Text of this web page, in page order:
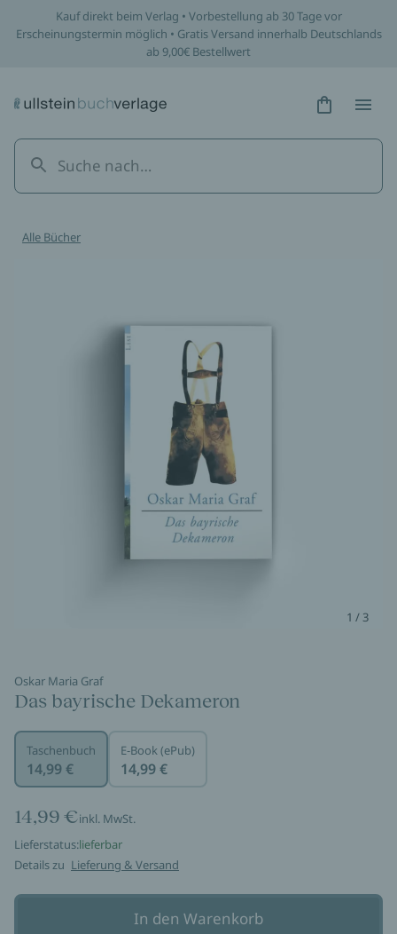
Kauf direkt beim Verlag • Vorbestellung ab 30 Tage vor
Erscheinungstermin möglich • Gratis Versand innerhalb Deutschlands
ab 9,00€ Bestellwert
Hidden
Alle Bücher
1 / 3
Oskar Maria Graf
Das bayrische Dekameron
Taschenbuch
14,99 €
E-Book (ePub)
14,99 €
14,99 €inkl. MwSt.
Lieferstatus:lieferbar
Details zu Lieferung & Versand
In den Warenkorb